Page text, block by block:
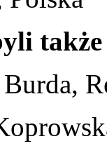
Burda,